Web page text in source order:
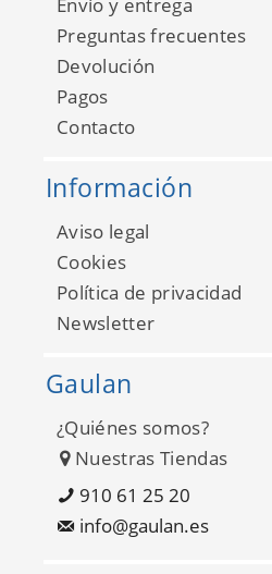
Preguntas frecuentes
Devolución
Pagos
Contacto
Información
Aviso legal
Cookies
Política de privacidad
Newsletter
Gaulan
¿Quiénes somos?
Nuestras Tiendas
910 61 25 20
info@gaulan.es